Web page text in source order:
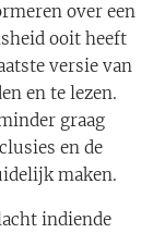
over een
ooit heeft
versie van
en te lezen.
graag
en de
maken.
indiende